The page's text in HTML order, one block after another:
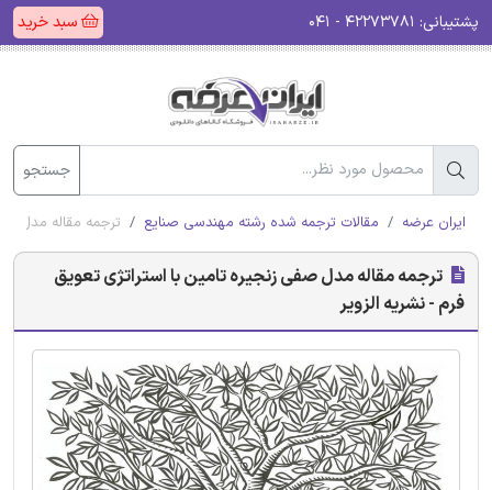
پشتیبانی: سبد خرید
جستجو
ایران عرضه مقالات ترجمه شده رشته مهندسی صنایع ترجمه مقاله مدل
ترجمه مقاله مدل صفی زنجیره تامین با استراتژی تعویق
فرم - نشریه الزویر